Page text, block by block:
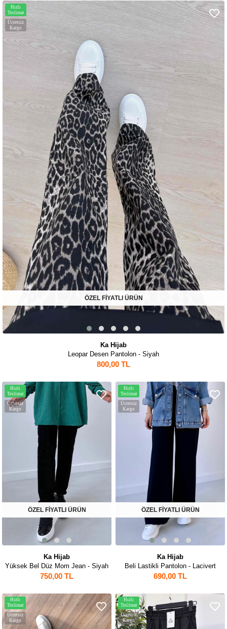
Ka Hijab
Leopar Desen Pantolon - Siyah
800,00 TL
Ücretsiz
Kargo
Hızlı
Teslimat
ÖZEL FİYATLI ÜRÜN
Ka Hijab
Yüksek Bel Düz Mom Jean - Siyah
750,00 TL
Ücretsiz
Kargo
Hızlı
Teslimat
ÖZEL FİYATLI ÜRÜN
Ka Hijab
Beli Lastikli Pantolon - Lacivert
690,00 TL
Ücretsiz
Kargo
Hızlı
Teslimat
ÖZEL FİYATLI ÜRÜN
Ücretsiz
Kargo
Hızlı
Teslimat
Ücretsiz
Kargo
Hızlı
Teslimat